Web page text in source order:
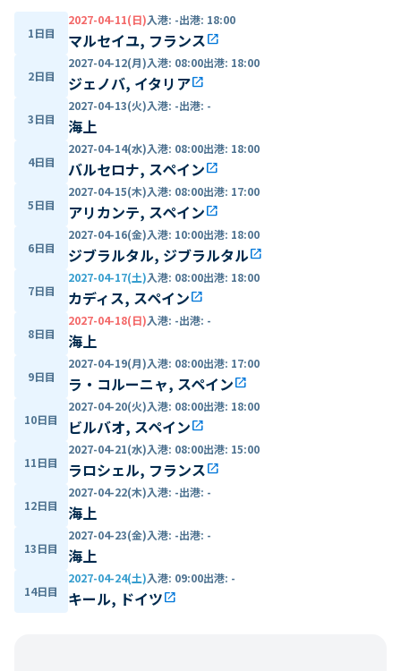
1日目
2027-04-11(日)入港: -出港: 18:00
マルセイユ, フランスopen_in_new
2日目
2027-04-12(月)入港: 08:00出港: 18:00
ジェノバ, イタリアopen_in_new
3日目
2027-04-13(火)入港: -出港: -
海上
4日目
2027-04-14(水)入港: 08:00出港: 18:00
バルセロナ, スペインopen_in_new
5日目
2027-04-15(木)入港: 08:00出港: 17:00
アリカンテ, スペインopen_in_new
6日目
2027-04-16(金)入港: 10:00出港: 18:00
ジブラルタル, ジブラルタルopen_in_new
7日目
2027-04-17(土)入港: 08:00出港: 18:00
カディス, スペインopen_in_new
8日目
2027-04-18(日)入港: -出港: -
海上
9日目
2027-04-19(月)入港: 08:00出港: 17:00
ラ・コルーニャ, スペインopen_in_new
10日目
2027-04-20(火)入港: 08:00出港: 18:00
ビルバオ, スペインopen_in_new
11日目
2027-04-21(水)入港: 08:00出港: 15:00
ラロシェル, フランスopen_in_new
12日目
2027-04-22(木)入港: -出港: -
海上
13日目
2027-04-23(金)入港: -出港: -
海上
14日目
2027-04-24(土)入港: 09:00出港: -
キール, ドイツopen_in_new